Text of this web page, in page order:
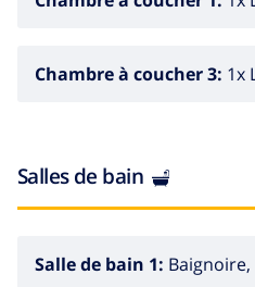
Chambre à coucher 3: 1x
Salles de bain
Salle de bain 1: